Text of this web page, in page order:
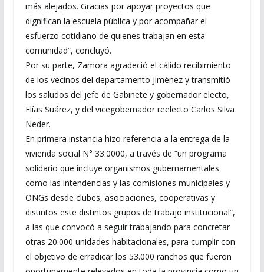
más alejados. Gracias por apoyar proyectos que
dignifican la escuela pública y por acompañar el
esfuerzo cotidiano de quienes trabajan en esta
comunidad”, concluyó.
Por su parte, Zamora agradeció el cálido recibimiento
de los vecinos del departamento Jiménez y transmitió
los saludos del jefe de Gabinete y gobernador electo,
Elías Suárez, y del vicegobernador reelecto Carlos Silva
Neder.
En primera instancia hizo referencia a la entrega de la
vivienda social N° 33.0000, a través de “un programa
solidario que incluye organismos gubernamentales
como las intendencias y las comisiones municipales y
ONGs desde clubes, asociaciones, cooperativas y
distintos este distintos grupos de trabajo institucional”,
a las que convocó a seguir trabajando para concretar
otras 20.000 unidades habitacionales, para cumplir con
el objetivo de erradicar los 53.000 ranchos que fueron